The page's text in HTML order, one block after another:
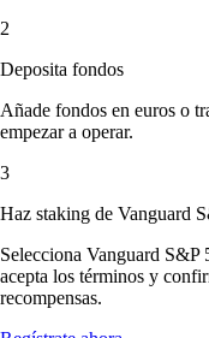
2
Deposita fondos
Añade fondos en euros o
empezar a operar.
3
Haz staking de Vanguard
Selecciona Vanguard S&P
acepta los términos y
recompensas.